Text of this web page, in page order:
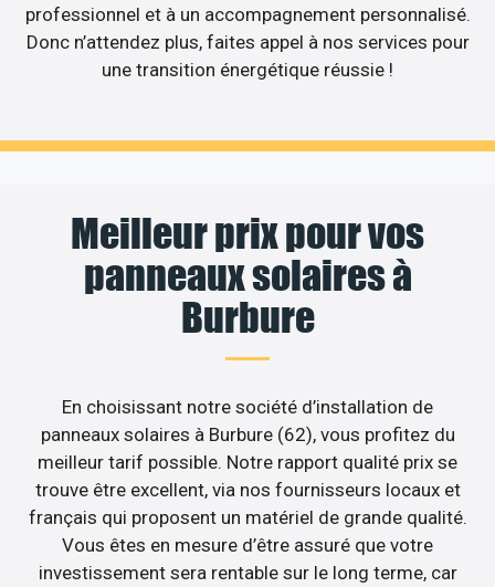
professionnel et à un accompagnement personnalisé.
Donc n’attendez plus, faites appel à nos services pour
une transition énergétique réussie !
Meilleur prix pour vos
panneaux solaires à
Burbure
En choisissant notre société d’installation de
panneaux solaires à Burbure (62), vous profitez du
meilleur tarif possible. Notre rapport qualité prix se
trouve être excellent, via nos fournisseurs locaux et
français qui proposent un matériel de grande qualité.
Vous êtes en mesure d’être assuré que votre
investissement sera rentable sur le long terme, car